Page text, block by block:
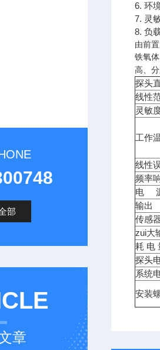
部
章
6. 环
7. 灵
8. 负
由前
铁氧
高、
探头
线性
灵敏
工作
线性
频率
电
输出
传感
zui大
耗 电
探头
系统
安装